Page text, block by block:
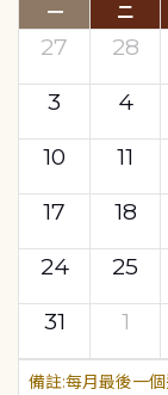
一 二
27 28
3
4
10
11
17
18
24
25
31
1
每月最後一